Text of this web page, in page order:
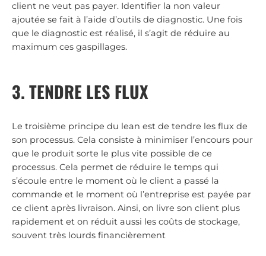
client ne veut pas payer. Identifier la non valeur
ajoutée se fait à l’aide d’outils de diagnostic. Une fois
que le diagnostic est réalisé, il s’agit de réduire au
maximum ces gaspillages.
3. TENDRE LES FLUX
Le troisième principe du lean est de tendre les flux de
son processus. Cela consiste à minimiser l’encours pour
que le produit sorte le plus vite possible de ce
processus. Cela permet de réduire le temps qui
s’écoule entre le moment où le client a passé la
commande et le moment où l’entreprise est payée par
ce client après livraison. Ainsi, on livre son client plus
rapidement et on réduit aussi les coûts de stockage,
souvent très lourds financièrement